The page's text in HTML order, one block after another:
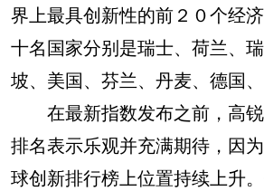
界上最具创新性的前２０个经
十名国家分别是瑞士、荷兰、
坡、美国、芬兰、丹麦、德国、
在最新指数发布之前，高锐
排名表示乐观并充满期待，因
球创新排行榜上位置持续上升